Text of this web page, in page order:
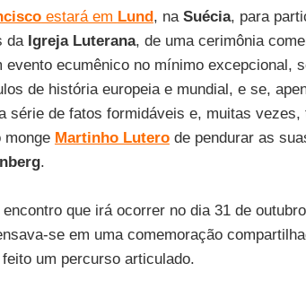
estará em Lund, na Suécia, para
da Igreja Luterana, de uma cerimônia
evento ecumênico no mínimo excepcional,
de história europeia e mundial, e se,
série de fatos formidáveis e, muitas vezes,
monge Martinho Luterode pendurar as
.
que irá ocorrer no dia 31 de
se em uma comemoração
um percurso articulado.